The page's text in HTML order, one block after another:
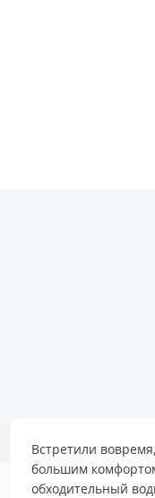
Встретили
большим
обходительный